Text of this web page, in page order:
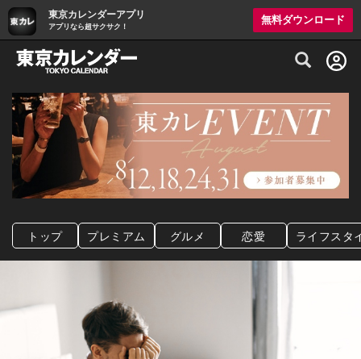
東京カレンダーアプリ
アプリなら超サクサク！
無料ダウンロード
グルメ情報・プレミアムレストラン予約
トップ プレミアム グルメ 恋愛 ライフスタ